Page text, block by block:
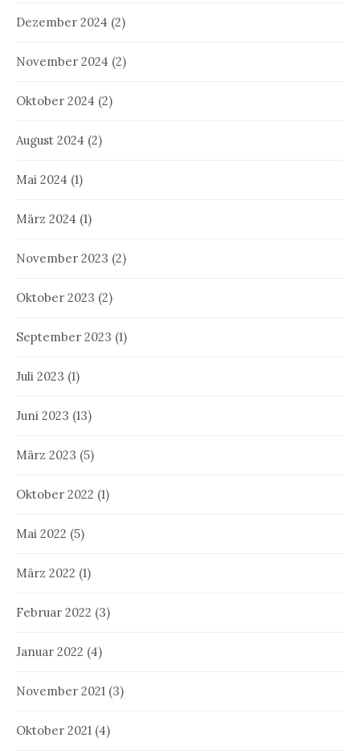
Dezember 2024 (2)
November 2024 (2)
Oktober 2024 (2)
August 2024 (2)
Mai 2024 (1)
März 2024 (1)
November 2023 (2)
Oktober 2023 (2)
September 2023 (1)
Juli 2023 (1)
Juni 2023 (13)
März 2023 (5)
Oktober 2022 (1)
Mai 2022 (5)
März 2022 (1)
Februar 2022 (3)
Januar 2022 (4)
November 2021 (3)
Oktober 2021 (4)